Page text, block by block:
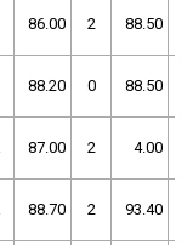
86.00 2 88.50
88.20 0 88.50
87.00 2 4.00
88.70 2 93.40